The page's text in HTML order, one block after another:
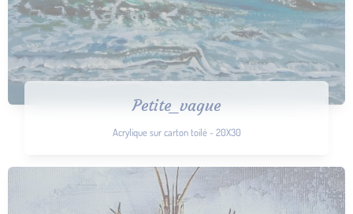
Petite_vague
Acrylique sur carton toilé - 20X30